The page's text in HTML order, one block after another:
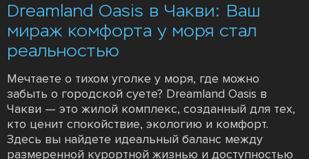
Dreamland Oasis в Чакви: Ваш
мираж комфорта у моря стал
реальностью
Мечтаете о тихом уголке у моря, где можно
забыть о городской суете? Dreamland Oasis в
Чакви — это жилой комплекс, созданный для тех,
кто ценит спокойствие, экологию и комфорт.
Здесь вы найдете идеальный баланс между
размеренной курортной жизнью и доступностью